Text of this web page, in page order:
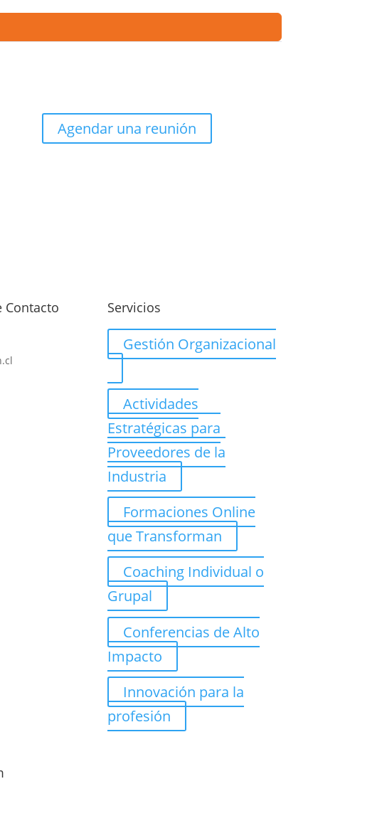
Agendar una reunión
Contacto
Servicios
Gestión Organizacional
Actividades
Estratégicas para
Proveedores de la
Industria
Formaciones Online
que Transforman
Coaching Individual o
Grupal
Conferencias de Alto
Impacto
Innovación para la
profesión